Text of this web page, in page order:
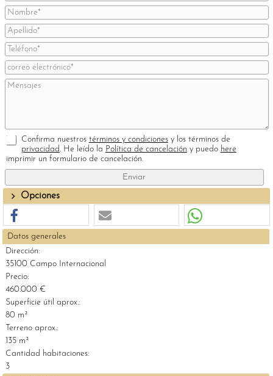
Confirma nuestros términos y condicionesy los términos de
privacidad. He leído la Política de cancelación y puedo here
imprimir un formulario de cancelación.
Opciones
Datos generales
Dirección:
35100 Campo Internacional
Precio:
460.000 €
Superficie útil aprox.:
80 m²
Terreno aprox.:
135 m²
Cantidad habitaciones:
3